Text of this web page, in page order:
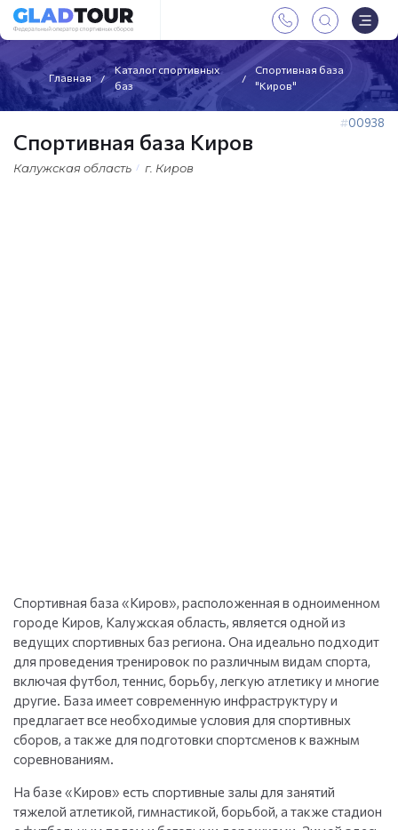
Главная
Каталог спортивных
баз
Спортивная база
"Киров"
00938
Спортивная база Киров
Калужская область г. Киров
Спортивная база «Киров», расположенная в одноименном
городе Киров, Калужская область, является одной из
ведущих спортивных баз региона. Она идеально подходит
для проведения тренировок по различным видам спорта,
включая футбол, теннис, борьбу, легкую атлетику и многие
другие. База имеет современную инфраструктуру и
предлагает все необходимые условия для спортивных
сборов, а также для подготовки спортсменов к важным
соревнованиям.
На базе «Киров» есть спортивные залы для занятий
тяжелой атлетикой, гимнастикой, борьбой, а также стадион